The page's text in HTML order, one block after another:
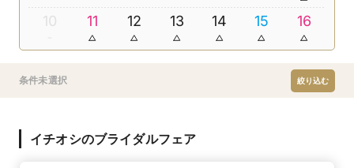
10 11 12 13 14 15 16
条件未選択 絞り込む
イチオシのブライダルフェア